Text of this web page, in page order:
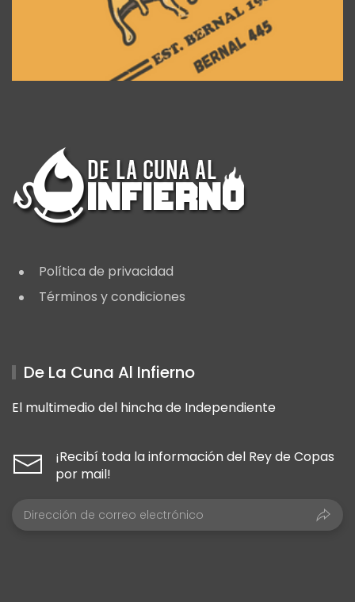
Política de privacidad
Términos y condiciones
De La Cuna Al Infierno
El multimedio del hincha de Independiente
¡Recibí toda la información del Rey de Copas
por mail!